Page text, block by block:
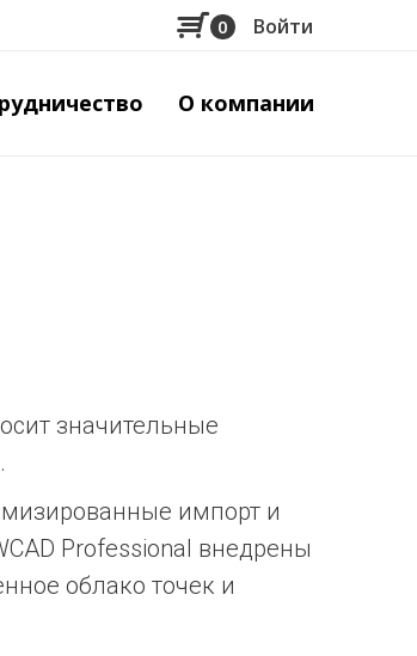
0
учётной
Войти
О компании
значительные
импорт и
Professional внедрены
облако точек и